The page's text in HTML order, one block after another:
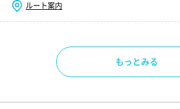
ルート案内
もっとみる